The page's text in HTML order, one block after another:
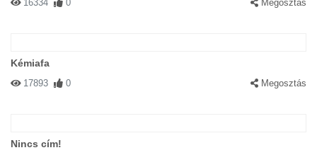
16334 0 Megosztás
Kémiafa
17893 0 Megosztás
Nincs cím!